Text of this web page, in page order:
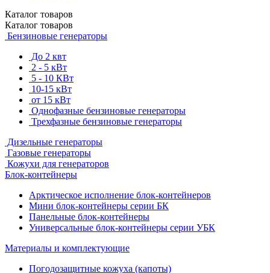
Каталог товаров
Каталог товаров
Бензиновые генераторы
До 2 квт
2 - 5 кВт
5 - 10 КВт
10-15 кВт
от 15 кВт
Однофазные бензиновые генераторы
Трехфазные бензиновые генераторы
Дизельные генераторы
Газовые генераторы
Кожухи для генераторов
Блок-контейнеры
Арктическое исполнение блок-контейнеров
Мини блок-контейнеры серии БК
Панельные блок-контейнеры
Универсальные блок-контейнеры серии УБК
Материалы и комплектующие
Погодозащитные кожуха (капоты)